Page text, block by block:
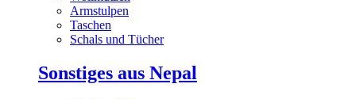
Armstulpen
Taschen
Schals und Tücher
Sonstiges aus Nepal